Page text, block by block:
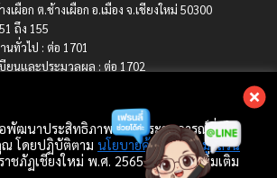
เผือก ต.ช้างเผือก อ.เมือง จ.เชียงใหม่ 50300
ถึง 155
ทั่วไป : ต่อ 1701
ยนและประมวลผล : ต่อ 1702
า : ต่อ 1704
8392
พัฒนาประสิทธิภาพ และประสบการณ์ที่ดีใน
ณ โดยปฏิบัติตาม นโยบายคุ้มครองข้อมูลส่วน
าชภัฏเชียงใหม่ พ.ศ. 2565 ศึกษาเพิ่มเติม